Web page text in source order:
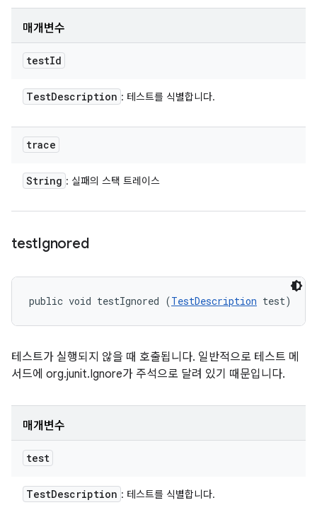
매개변수
testId
TestDescription : 테스트를 식별합니다.
trace
String : 실패의 스택 트레이스
testIgnored
public void testIgnored (TestDescription test)
테스트가 실행되지 않을 때 호출됩니다. 일반적으로 테스트 메
서드에 org.junit.Ignore가 주석으로 달려 있기 때문입니다.
매개변수
test
TestDescription : 테스트를 식별합니다.